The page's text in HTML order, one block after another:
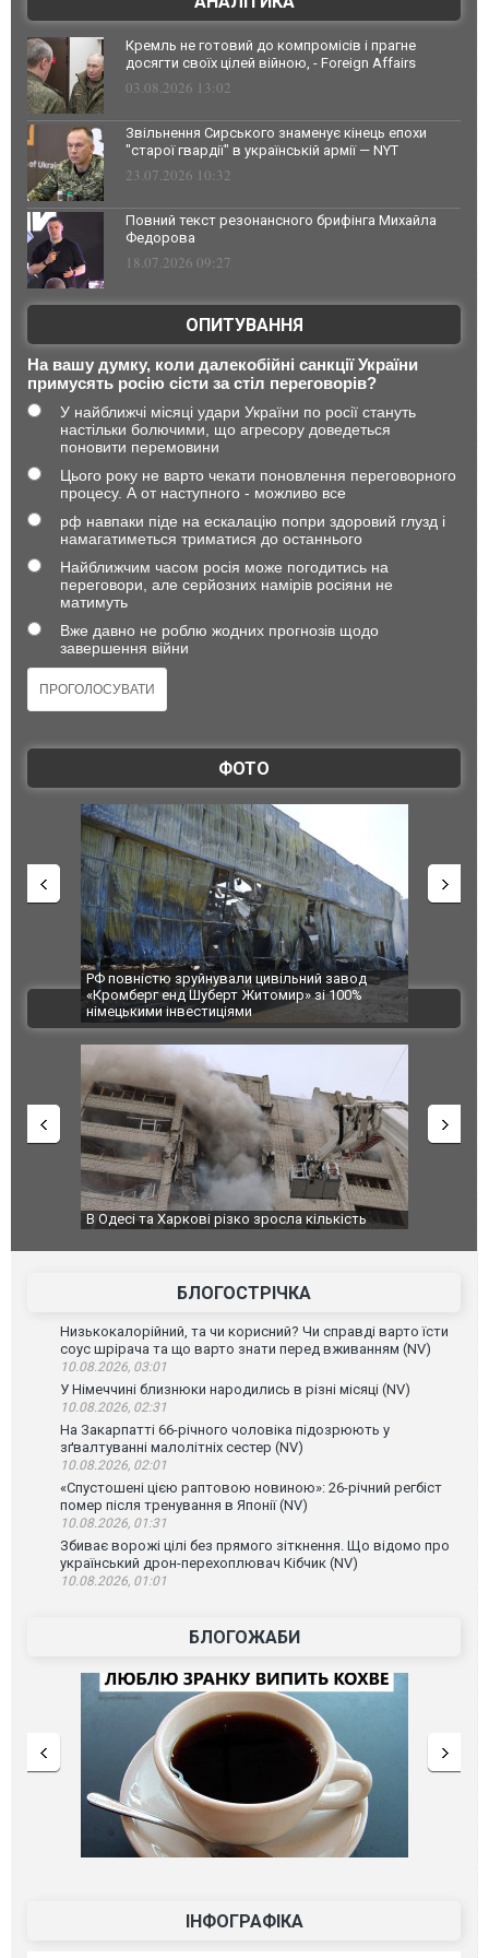
Кремль не готовий до компромісів і прагне
досягти своїх цілей війною, - Foreign Affairs
03.08.2026 13:02
Звільнення Сирського знаменує кінець епохи
"старої гвардії" в українській армії — NYT
23.07.2026 10:32
Повний текст резонансного брифінга Михайла
Федорова
18.07.2026 09:27
ОПИТУВАННЯ
На вашу думку, коли далекобійні санкції України
примусять росію сісти за стіл переговорів?
У найближчі місяці удари України по росії стануть
настільки болючими, що агресору доведеться
поновити перемовини
Цього року не варто чекати поновлення переговорного
процесу. А от наступного - можливо все
рф навпаки піде на ескалацію попри здоровий глузд і
намагатиметься триматися до останнього
Найближчим часом росія може погодитись на
переговори, але серйозних намірів росіяни не
матимуть
Вже давно не роблю жодних прогнозів щодо
завершення війни
ФОТО
РФ повністю зруйнували цивільний завод
«Кромберг енд Шуберт Житомир» зі 100%
німецькими інвестиціями
В Одесі та
ВІДЕО
В Одесі та Харкові різко зросла кількість
У
БЛОГОСТРІЧКА
Низькокалорійний, та чи корисний? Чи справді варто їсти
соус шрірача та що варто знати перед вживанням (NV)
10.08.2026, 03:01
У Німеччині близнюки народились в різні місяці (NV)
10.08.2026, 02:31
На Закарпатті 66-річного чоловіка підозрюють у
зґвалтуванні малолітніх сестер (NV)
10.08.2026, 02:01
«Спустошені цією раптовою новиною»: 26-річний регбіст
помер після тренування в Японії (NV)
10.08.2026, 01:31
Збиває ворожі цілі без прямого зіткнення. Що відомо про
український дрон-перехоплювач Кібчик (NV)
10.08.2026, 01:01
БЛОГОЖАБИ
ІНФОГРАФІКА